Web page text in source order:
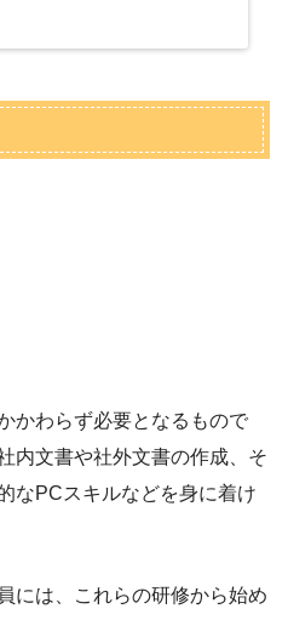
かわらず必要となるもので
内文書や社外文書の作成、そ
なPCスキルなどを身に着け
には、これらの研修から始め